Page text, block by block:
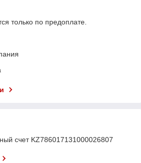
только по предоплате.
счет KZ786017131000026807